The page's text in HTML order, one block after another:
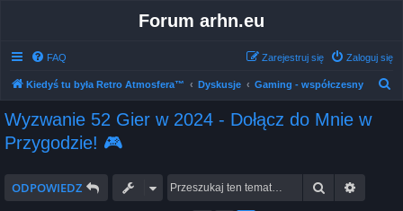
Forum arhn.eu
FAQ Zaloguj się
Zarejestruj się
Kiedyś tu była Retro Atmosfera™ Dyskusje Gaming - współczesny
Wyzwanie 52 Gier w 2024 - Dołącz do Mnie w
Przygodzie! 🎮
ODPOWIEDZ Szukaj